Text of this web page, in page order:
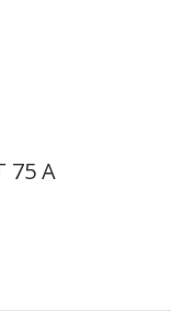
75 A